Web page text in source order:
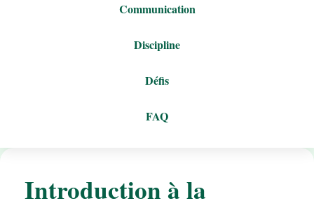
Communication
Discipline
Défis
FAQ
Introduction à la